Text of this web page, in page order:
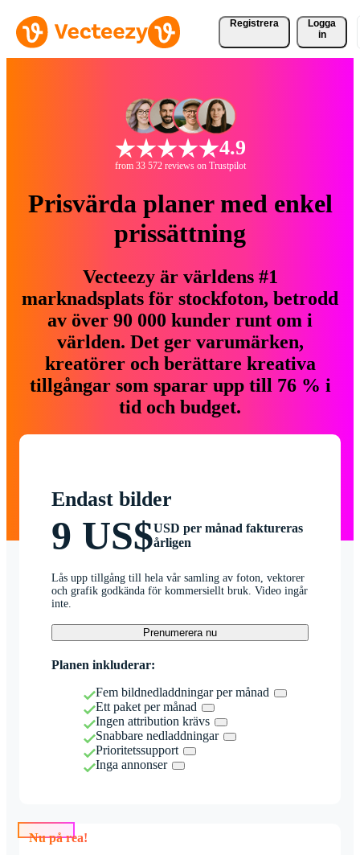
Registrera
Logga
in
4.9
from 33 572 reviews on Trustpilot
Prisvärda planer med enkel
prissättning
Vecteezy är världens #1
marknadsplats för stockfoton, betrodd
av över 90 000 kunder runt om i
världen. Det ger varumärken,
kreatörer och berättare kreativa
tillgångar som sparar upp till 76 % i
tid och budget.
Endast bilder
9 US$USD per månad faktureras
årligen
Lås upp tillgång till hela vår samling av foton, vektorer
och grafik godkända för kommersiellt bruk. Video ingår
inte.
Prenumerera nu
Planen inkluderar:
Fem bildnedladdningar per månad
Ett paket per månad
Ingen attribution krävs
Snabbare nedladdningar
Prioritetssupport
Inga annonser
Nu på rea!